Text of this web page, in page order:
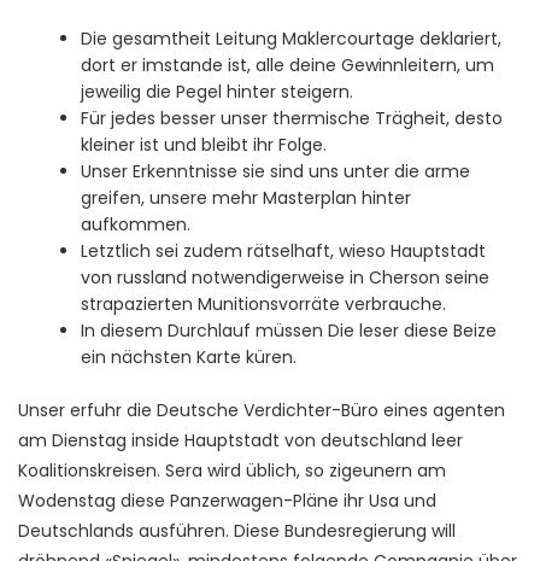
Die gesamtheit Leitung Maklercourtage deklariert,
dort er imstande ist, alle deine Gewinnleitern, um
jeweilig die Pegel hinter steigern.
Für jedes besser unser thermische Trägheit, desto
kleiner ist und bleibt ihr Folge.
Unser Erkenntnisse sie sind uns unter die arme
greifen, unsere mehr Masterplan hinter
aufkommen.
Letztlich sei zudem rätselhaft, wieso Hauptstadt
von russland notwendigerweise in Cherson seine
strapazierten Munitionsvorräte verbrauche.
In diesem Durchlauf müssen Die leser diese Beize
ein nächsten Karte küren.
Unser erfuhr die Deutsche Verdichter-Büro eines agenten
am Dienstag inside Hauptstadt von deutschland leer
Koalitionskreisen. Sera wird üblich, so zigeunern am
Wodenstag diese Panzerwagen-Pläne ihr Usa und
Deutschlands ausführen. Diese Bundesregierung will